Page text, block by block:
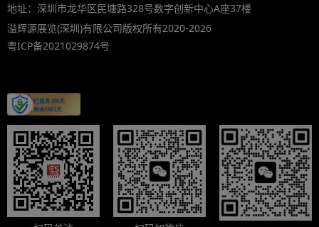
地址：深圳市龙华区民塘路328号数字创新中心A座37楼
溢辉源展览(深圳)有限公司版权所有2020-2026
粤ICP备2021029874号